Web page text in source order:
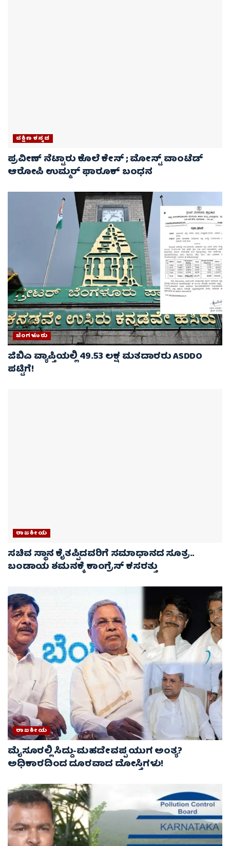
ದಕ್ಷಿಣ ಕನ್ನಡ
ಪ್ರವೀಣ್ ನೆಟ್ಟಾರು ಕೊಲೆ ಕೇಸ್ ​; ಮೋಸ್ಟ್ ವಾಂಟೆಡ್‌
ಆರೋಪಿ ಉಮ್ಮರ್ ಫಾರೂಕ್ ಬಂಧನ
ಬೆಂಗಳೂರು
ಜಿಬಿಎ ವ್ಯಾಪ್ತಿಯಲ್ಲಿ 49.53 ಲಕ್ಷ ಮತದಾರರು ASDDO
ಪಟ್ಟಿಗೆ!
ರಾಜಕೀಯ
ಸಚಿವ ಸ್ಥಾನ ಕೈತಪ್ಪಿದವರಿಗೆ ಸಮಾಧಾನದ ಸೂತ್ರ..
ಬಂಡಾಯ ಶಮನಕ್ಕೆ ಕಾಂಗ್ರೆಸ್ ಕಸರತ್ತು
ರಾಜಕೀಯ
ಮೈಸೂರಲ್ಲಿ ಸಿದ್ದು-ಮಹದೇವಪ್ಪ ಯುಗ ಅಂತ್ಯ?
ಅಧಿಕಾರದಿಂದ ದೂರವಾದ ದೋಸ್ತಿಗಳು!